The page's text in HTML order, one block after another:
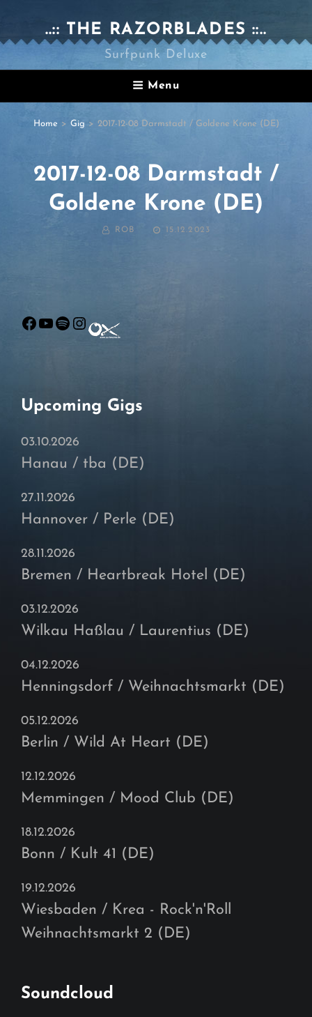
..:: THE RAZORBLADES ::..
Surfpunk Deluxe
Menu
Home > Gig > 2017-12-08 Darmstadt / Goldene Krone (DE)
2017-12-08 Darmstadt /
Goldene Krone (DE)
BY ROB
POSTED
15.12.2023
Facebook
YouTube
Spotify
Instagram
Upcoming Gigs
03.10.2026
Hanau / tba (DE)
27.11.2026
Hannover / Perle (DE)
28.11.2026
Bremen / Heartbreak Hotel (DE)
03.12.2026
Wilkau Haßlau / Laurentius (DE)
04.12.2026
Henningsdorf / Weihnachtsmarkt (DE)
05.12.2026
Berlin / Wild At Heart (DE)
12.12.2026
Memmingen / Mood Club (DE)
18.12.2026
Bonn / Kult 41 (DE)
19.12.2026
Wiesbaden / Krea - Rock'n'Roll
Weihnachtsmarkt 2 (DE)
Soundcloud